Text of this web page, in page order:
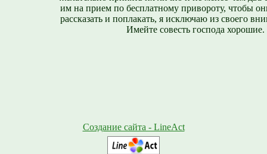
им на прием по бесплатному привороту, чтобы
рассказать и поплакать, я исключаю из своего
Имейте совесть господа хорошие.
Создание сайта - LineAct